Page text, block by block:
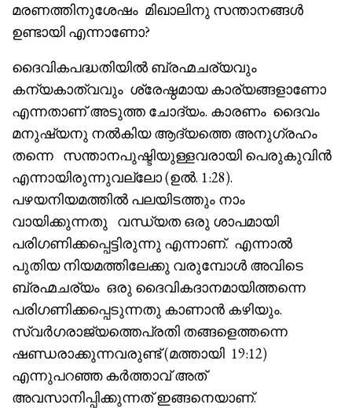
മരണത്തിനുശേഷം മിഖാലിനു സന്താനങ്ങൾ
ഉണ്ടായി എന്നാണോ?
ദൈവികപദ്ധതിയിൽ ബ്രഹ്മചര്യവും
കന്യകാത്വവും ശ്രേഷ്ഠമായ കാര്യങ്ങളാണോ
എന്നതാണ് അടുത്ത ചോദ്യം. കാരണം ദൈവം
മനുഷ്യനു നൽകിയ ആദ്യത്തെ അനുഗ്രഹം
തന്നെ സന്താനപുഷ്ടിയുള്ളവരായി പെരുകുവിൻ
എന്നായിരുന്നുവല്ലോ (ഉൽ. 1:28).
പഴയനിയമത്തിൽ പലയിടത്തും നാം
വായിക്കുന്നതു വന്ധ്യത ഒരു ശാപമായി
പരിഗണിക്കപ്പെട്ടിരുന്നു എന്നാണ്. എന്നാൽ
പുതിയ നിയമത്തിലേക്കു വരുമ്പോൾ അവിടെ
ബ്രഹ്മചര്യം ഒരു ദൈവികദാനമായിത്തന്നെ
പരിഗണിക്കപ്പെടുന്നതു കാണാൻ കഴിയും.
സ്വർഗരാജ്യത്തെപ്രതി തങ്ങളെത്തന്നെ
ഷണ്ഡരാക്കുന്നവരുണ്ട് (മത്തായി 19:12)
എന്നുപറഞ്ഞ കർത്താവ് അത്
അവസാനിപ്പിക്കുന്നത് ഇങ്ങനെയാണ്.